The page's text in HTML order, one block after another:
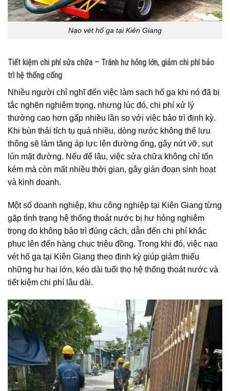
Nạo vét hố ga tại Kiên Giang
Tiết kiệm chi phí sửa chữa – Tránh hư hỏng lớn, giảm chi phí bảo
trì hệ thống cống
Nhiều người chỉ nghĩ đến việc làm sạch hố ga khi nó đã bị
tắc nghẽn nghiêm trọng, nhưng lúc đó, chi phí xử lý
thường cao hơn gấp nhiều lần so với việc bảo trì định kỳ.
Khi bùn thải tích tụ quá nhiều, dòng nước không thể lưu
thông sẽ làm tăng áp lực lên đường ống, gây nứt vỡ, sụt
lún mặt đường. Nếu để lâu, việc sửa chữa không chỉ tốn
kém mà còn mất nhiều thời gian, gây gián đoạn sinh hoạt
và kinh doanh.
Một số doanh nghiệp, khu công nghiệp tại Kiên Giang từng
gặp tình trạng hệ thống thoát nước bị hư hỏng nghiêm
trọng do không bảo trì đúng cách, dẫn đến chi phí khắc
phục lên đến hàng chục triệu đồng. Trong khi đó, việc nạo
vét hố ga tại Kiên Giang theo định kỳ giúp giảm thiểu
những hư hại lớn, kéo dài tuổi thọ hệ thống thoát nước và
tiết kiệm chi phí lâu dài.